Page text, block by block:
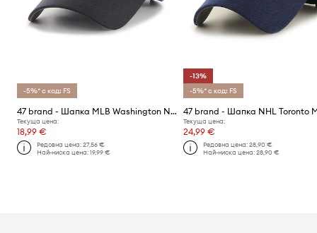
-5%* с код: FS
47 brand - Шапка MLB Washington Nationals
Текуща цена:
18,99 €
Редовна цена:27,56 €
Най-ниска цена:19,99 €
-13%
-5%* с код: FS
Текуща цена:
24,99 €
Редовна цена: 28,90 €
Най-ниска цена: 28,90 €